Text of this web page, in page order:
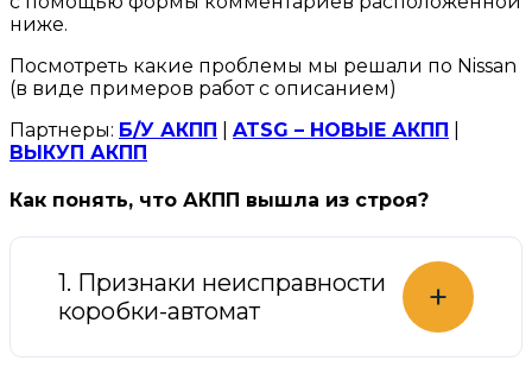
ниже.
Посмотреть какие проблемы мы решали по Nissan
(в виде примеров работ с описанием)
Партнеры: Б/У АКПП ATSG – НОВЫЕ АКПП
ВЫКУП АКПП
Как понять, что АКПП вышла из строя?
1. Признаки неисправности
коробки-автомат
+